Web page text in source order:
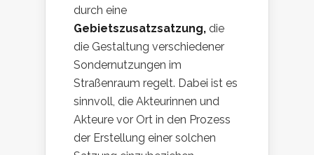
durch eine
Gebietszusatzsatzung, die
die Gestaltung verschiedener
Sondernutzungen im
Straßenraum regelt. Dabei ist es
sinnvoll, die Akteurinnen und
Akteure vor Ort in den Prozess
der Erstellung einer solchen